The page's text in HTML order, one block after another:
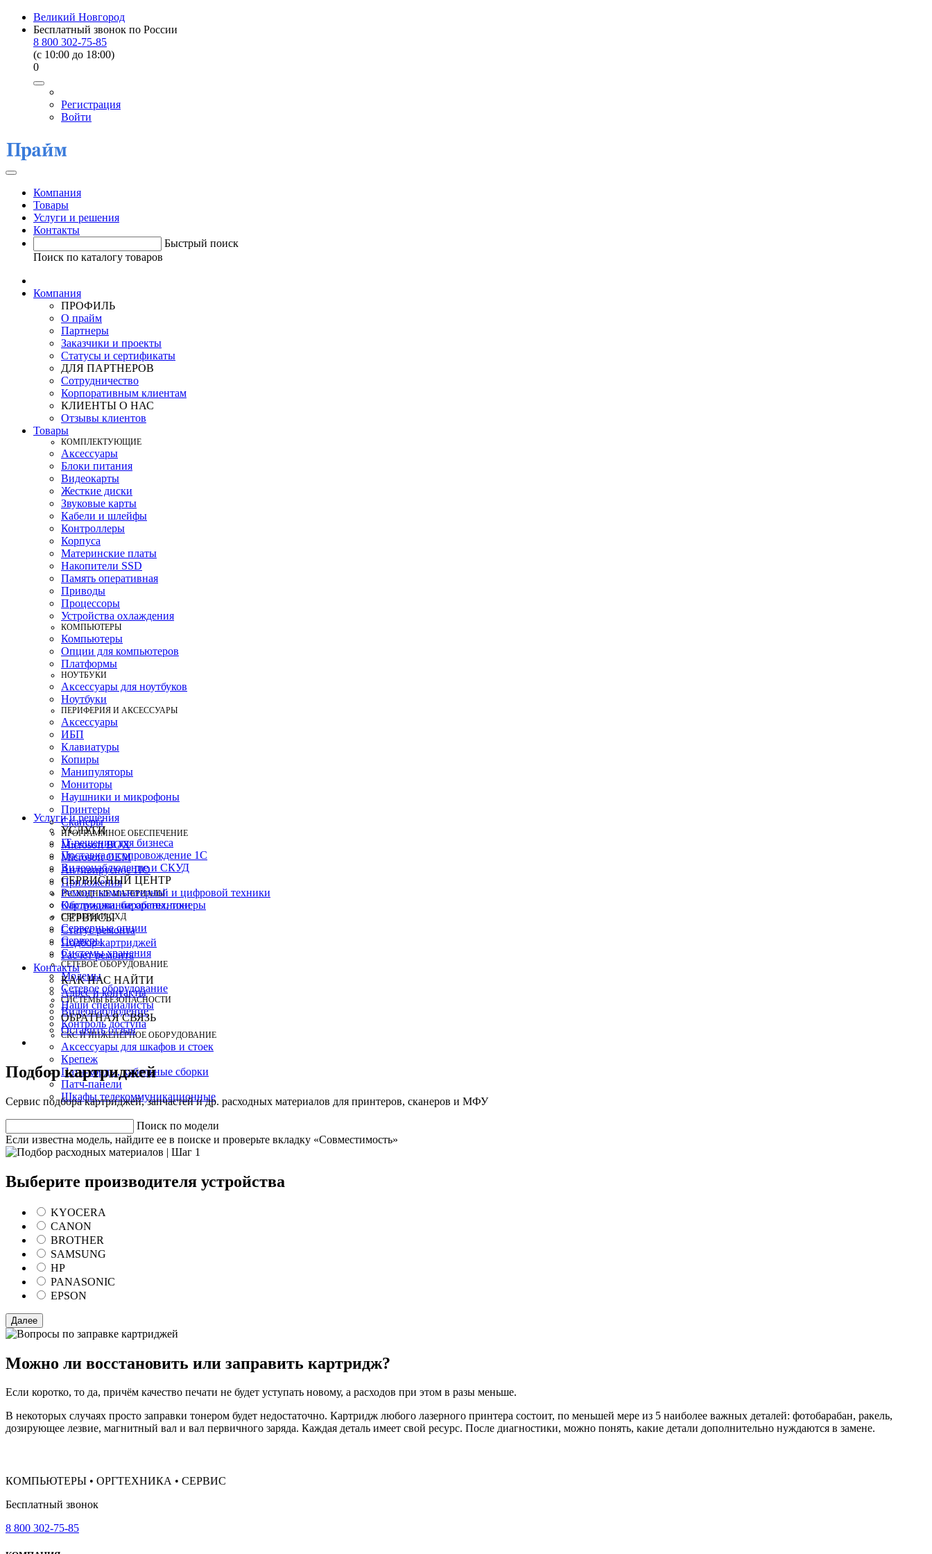
Великий Новгород
Бесплатный звонок по России
8 800 302-75-85
(c 10:00 до 18:00)
0
Регистрация
Войти
Компания
Товары
Услуги и решения
Контакты
Быстрый поиск
Поиск по каталогу товаров
Компания
ПРОФИЛЬ
О прайм
Партнеры
Заказчики и проекты
Статусы и сертификаты
ДЛЯ ПАРТНЕРОВ
Сотрудничество
Корпоративным клиентам
КЛИЕНТЫ О НАС
Отзывы клиентов
Товары
КOМПЛЕКТУЮЩИЕ
Аксессуары
Блоки питания
Видеокарты
Жесткие диски
Звуковые карты
Кабели и шлейфы
Контроллеры
Корпуса
Материнские платы
Накопители SSD
Память оперативная
Приводы
Процессоры
Устройства охлаждения
КОМПЬЮТЕРЫ
Компьютеры
Опции для компьютеров
Платформы
НОУТБУКИ
Аксессуары для ноутбуков
Ноутбуки
ПЕРИФЕРИЯ И АКСЕССУАРЫ
Аксессуары
ИБП
Клавиатуры
Копиры
Манипуляторы
Мониторы
Наушники и микрофоны
Принтеры
Сканеры
ПРОГРАММНОЕ ОБЕСПЕЧЕНИЕ
Microsoft BOX
Microsoft OEM
Антивирусное ПО
Приложения
РАСХОДНЫЕ МАТЕРИАЛЫ
Картриджи, барабаны, тонеры
СЕРВЕРЫ И СХД
Серверные опции
Серверы
Системы хранения
СЕТЕВОЕ ОБОРУДОВАНИЕ
Модемы
Сетевое оборудование
СИСТЕМЫ БЕЗОПАСНОСТИ
Видеонаблюдение
Контроль доступа
СКС И ИНЖЕНЕРНОЕ ОБОРУДОВАНИЕ
Аксессуары для шкафов и стоек
Крепеж
Патч-корды, кабельные сборки
Патч-панели
Шкафы телекоммуникационные
Услуги и решения
УСЛУГИ
IT-решения для бизнеса
Поставка и сопровождение 1C
Видеонаблюдение и СКУД
СЕРВИСНЫЙ ЦЕНТР
Ремонт компьютерной и цифровой техники
Обслуживание оргтехники
СЕРВИСЫ
Статус ремонта
Подбор картриджей
Расчет ремонта
Контакты
КАК НАС НАЙТИ
Адрес и контакты
Наши специалисты
ОБРАТНАЯ СВЯЗЬ
Оставить отзыв
Подбор картриджей
Сервис подбора картриджей, запчастей и др. расходных материалов для принтеров, сканеров и МФУ
Поиск по модели
Если известна модель, найдите ее в поиске и проверьте вкладку «Совместимость»
Выберите производителя устройства
KYOCERA
CANON
BROTHER
SAMSUNG
HP
PANASONIC
EPSON
Можно ли восстановить или заправить картридж?
Если коротко, то да, причём качество печати не будет уступать новому, а расходов при этом в разы меньше.
В некоторых случаях просто заправки тонером будет недостаточно. Картридж любого лазерного принтера состоит, по меньшей мере из 5 наиболее важных деталей: фотобарабан, ракель,
дозирующее лезвие, магнитный вал и вал первичного заряда. Каждая деталь имеет свой ресурс. После диагностики, можно понять, какие детали дополнительно нуждаются в замене.
КОМПЬЮТЕРЫ • ОРГТЕХНИКА • СЕРВИС
Бесплатный звонок
8 800 302-75-85